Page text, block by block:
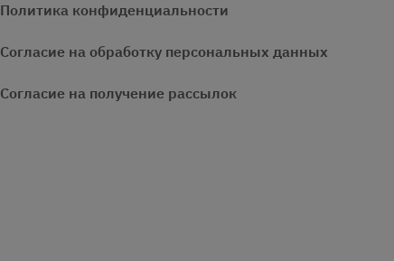
Политика конфиденциальности
Согласие на обработку персональных данных
Согласие на получение рассылок